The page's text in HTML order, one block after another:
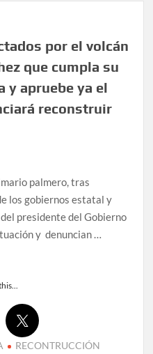
por el volcán
que cumpla su
y apruebe ya el
reconstruir
palmero, tras
los gobiernos estatal y
presidente del Gobierno
y denuncian …
RECONTRUCCIÓN